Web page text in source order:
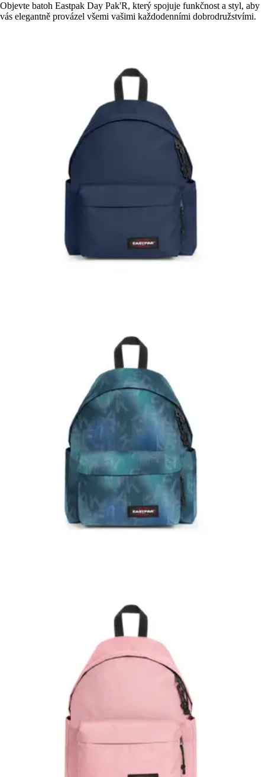
Objevte batoh Eastpak Day Pak'R, který spojuje funkčnost a styl, aby
vás elegantně provázel všemi vašimi každodenními dobrodružstvími.